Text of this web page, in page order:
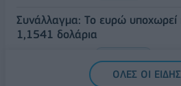
Συνάλλαγμα: Το ευρώ
1,1541 δολάρια
ΟΛΕΣ ΟΙ